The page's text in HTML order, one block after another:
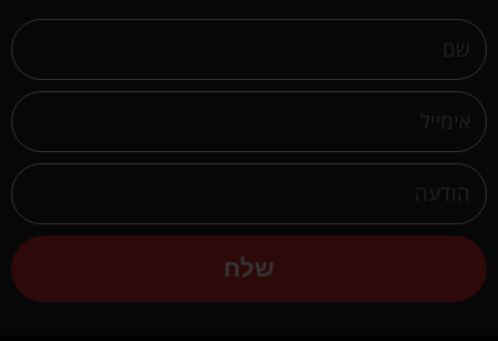
שלח